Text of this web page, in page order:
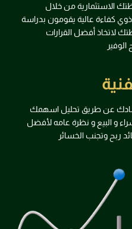
الاستثمارية من خلال
كفاءة عالية يقومون بدراسة
أفضل القرارات
عن طريق تحليل اسهمك
و البيع و نظرة عامه لأفضل
ربح وتجنب الخسائر